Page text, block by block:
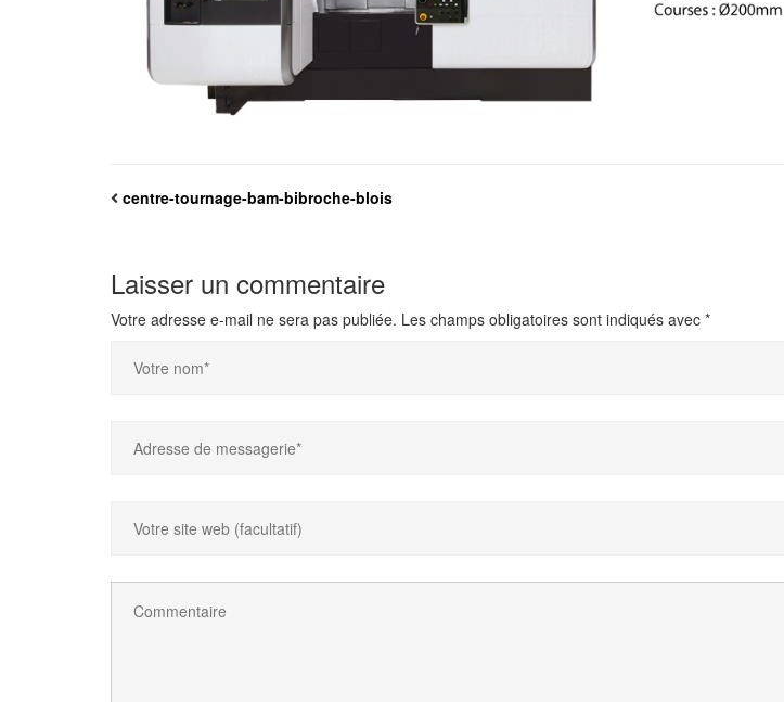
centre-tournage-bam-bibroche-blois
Laisser un commentaire
Votre adresse e-mail ne sera pas publiée. Les champs obligatoires sont indiqués avec *